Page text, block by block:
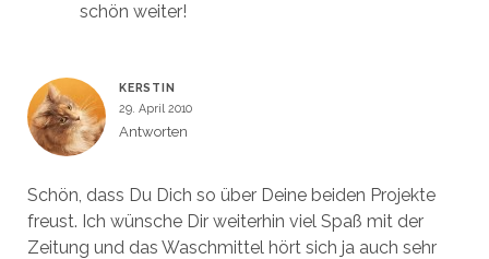
schön weiter!
KERSTIN
29. April 2010
Antworten
Schön, dass Du Dich so über Deine beiden Projekte
freust. Ich wünsche Dir weiterhin viel Spaß mit der
Zeitung und das Waschmittel hört sich ja auch sehr